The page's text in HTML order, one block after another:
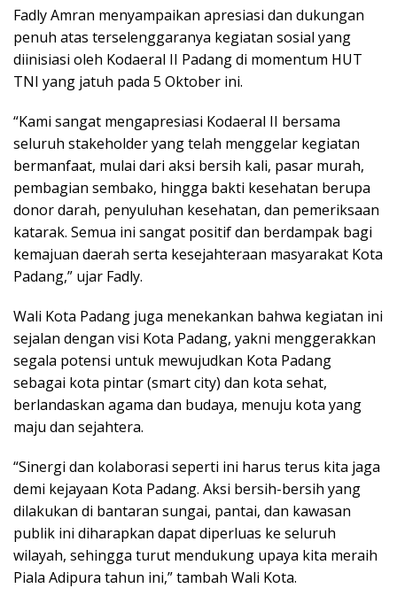
Fadly Amran menyampaikan apresiasi dan dukungan
penuh atas terselenggaranya kegiatan sosial yang
diinisiasi oleh Kodaeral II Padang di momentum HUT
TNI yang jatuh pada 5 Oktober ini.
“Kami sangat mengapresiasi Kodaeral II bersama
seluruh stakeholder yang telah menggelar kegiatan
bermanfaat, mulai dari aksi bersih kali, pasar murah,
pembagian sembako, hingga bakti kesehatan berupa
donor darah, penyuluhan kesehatan, dan pemeriksaan
katarak. Semua ini sangat positif dan berdampak bagi
kemajuan daerah serta kesejahteraan masyarakat Kota
Padang,” ujar Fadly.
Wali Kota Padang juga menekankan bahwa kegiatan ini
sejalan dengan visi Kota Padang, yakni menggerakkan
segala potensi untuk mewujudkan Kota Padang
sebagai kota pintar (smart city) dan kota sehat,
berlandaskan agama dan budaya, menuju kota yang
maju dan sejahtera.
“Sinergi dan kolaborasi seperti ini harus terus kita jaga
demi kejayaan Kota Padang. Aksi bersih-bersih yang
dilakukan di bantaran sungai, pantai, dan kawasan
publik ini diharapkan dapat diperluas ke seluruh
wilayah, sehingga turut mendukung upaya kita meraih
Piala Adipura tahun ini,” tambah Wali Kota.